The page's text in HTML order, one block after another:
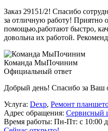
Заказ 29151/2! Спасибо
за отличную работу! Приятно
помощью,работают быстро,
довольна их работой.
Команда МыПочиним
Официальный ответ
Добрый день! Спасибо за Ваш
Услуга: Dexp, Ремонт
Адрес обращения: Сервисный
Время работы: Пн-Пт: с 10:00